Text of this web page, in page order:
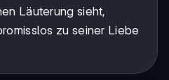
Läuterung sieht,
zu seiner Liebe